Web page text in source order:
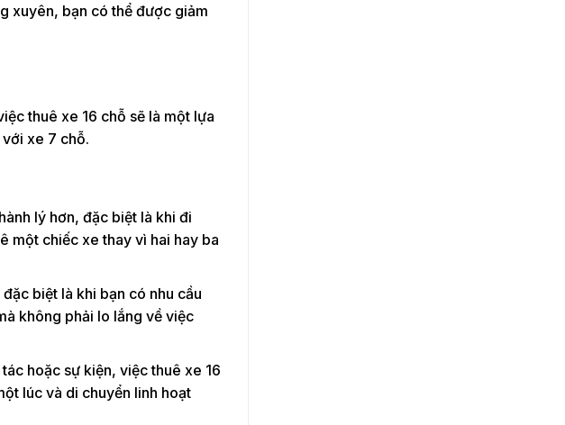
xuyên, bạn có thể được giảm
thuê xe 16 chỗ sẽ là một lựa
xe 7 chỗ.
lý hơn, đặc biệt là khi đi
một chiếc xe thay vì hai hay ba
biệt là khi bạn có nhu cầu
không phải lo lắng về việc
hoặc sự kiện, việc thuê xe 16
lúc và di chuyển linh hoạt